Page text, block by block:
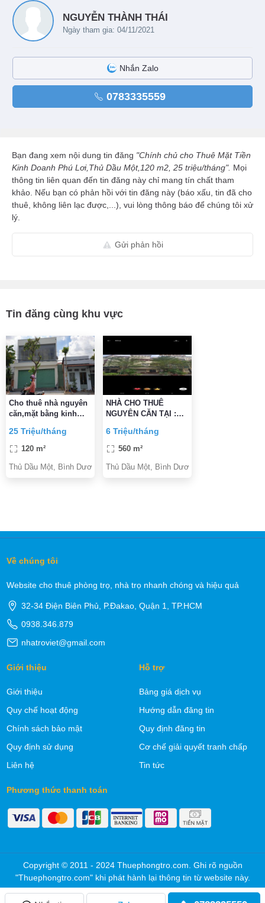
NGUYỄN THÀNH THÁI
Ngày tham gia: 04/11/2021
Nhắn Zalo
0783335559
Bạn đang xem nội dung tin đăng "Chính chủ cho Thuê Mặt Tiền
Kinh Doanh Phú Lơi,Thủ Dầu Một,120 m2, 25 triệu/tháng". Mọi
thông tin liên quan đến tin đăng này chỉ mang tín chất tham
khảo. Nếu bạn có phản hồi với tin đăng này (báo xấu, tin đã cho
thuê, không liên lạc được,...), vui lòng thông báo để chúng tôi xử
lý.
Gửi phản hồi
Tin đăng cùng khu vực
Cho thuê nhà nguyên
căn,mặt bằng kinh
nghề,25
triệu/tháng,120m2
25 Triệu/tháng
120 m²
Thủ Dầu Một, Bình Dương
NHÀ CHO THUÊ
NGUYÊN CĂN TẠI :
TOWN, TRUNG TÂM
TP MỚI BÌNH DƯƠNG
6 Triệu/tháng
560 m²
Thủ Dầu Một, Bình Dương
Về chúng tôi
Website cho thuê phòng trọ, nhà trọ nhanh chóng và hiệu quả
32-34 Điện Biên Phủ, P.Đakao, Quận 1, TP.HCM
0938.346.879
nhatroviet@gmail.com
Giới thiệu
Giới thiệu
Quy chế hoạt động
Chính sách bảo mật
Quy định sử dụng
Liên hệ
Hỗ trợ
Bảng giá dịch vụ
Hướng dẫn đăng tin
Quy định đăng tin
Cơ chế giải quyết tranh chấp
Tin tức
Phương thức thanh toán
Copyright © 2011 - 2024 Thuephongtro.com. Ghi rõ nguồn
"Thuephongtro.com" khi phát hành lại thông tin từ website này.